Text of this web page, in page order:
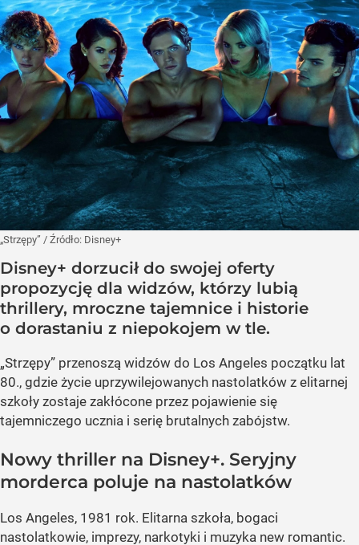
„Strzępy” / Źródło: Disney+
Disney+ dorzucił do swojej oferty
propozycję dla widzów, którzy lubią
thrillery, mroczne tajemnice i historie
o dorastaniu z niepokojem w tle.
„Strzępy” przenoszą widzów do Los Angeles początku lat
80., gdzie życie uprzywilejowanych nastolatków z elitarnej
szkoły zostaje zakłócone przez pojawienie się
tajemniczego ucznia i serię brutalnych zabójstw.
Nowy thriller na Disney+. Seryjny
morderca poluje na nastolatków
Los Angeles, 1981 rok. Elitarna szkoła, bogaci
nastolatkowie, imprezy, narkotyki i muzyka new romantic.